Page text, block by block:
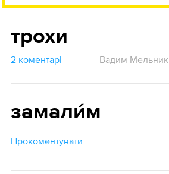
трохи
2 коментарі Вадим Мельник
замали́м
Прокоментувати